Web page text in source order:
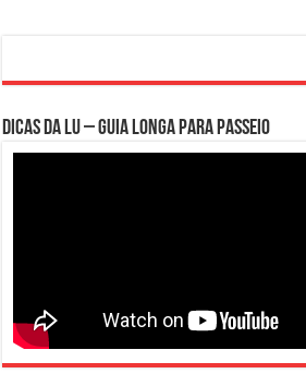
Dicas da Lu – Guia Longa para Passeio